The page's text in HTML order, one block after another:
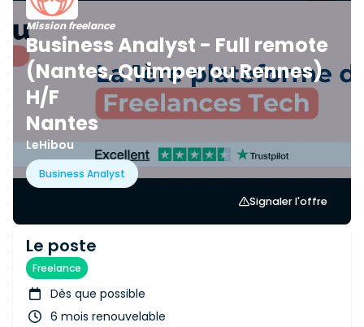
Mission freelance
Business Analyst - Full remote
(Nantes, Quimper ou Rennes)
H/F
Nantes
LeHibou
Business Analyst
Signaler l'offre
Le poste
Freelance
Dès que possible
6 mois renouvelable